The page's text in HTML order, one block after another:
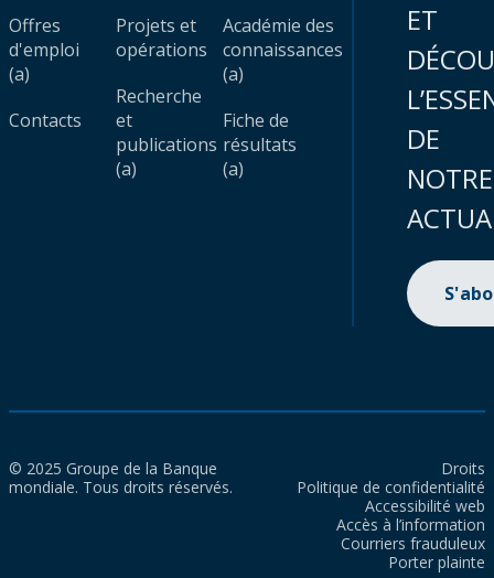
Offres
d'emploi
(a)
Contacts
Projets et
opérations
Recherche
et
publications
(a)
Académie des
connaissances
(a)
Fiche de
résultats
(a)
ET
DE
NOTRE
© 2025 Groupe de la Banque
mondiale. Tous droits réservés.
Droits
Politique de confidentialité
Accessibilité web
Accès à l’information
Courriers frauduleux
Porter plainte